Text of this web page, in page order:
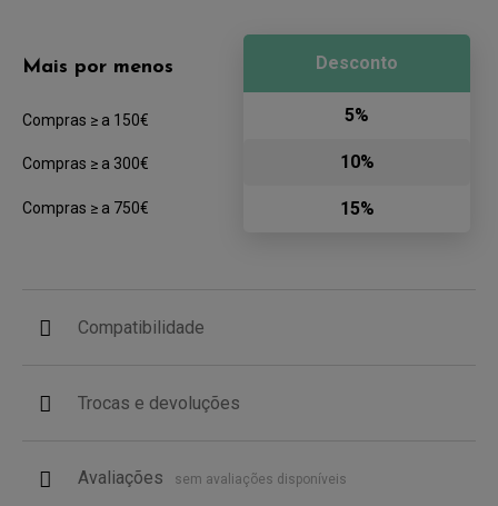
Mais por menos
Compras ≥ a 150€
Compras ≥ a 300€
Compras ≥ a 750€
Desconto
5%
10%
15%
Compatibilidade
Trocas e devoluções
Avaliações sem avaliações disponíveis